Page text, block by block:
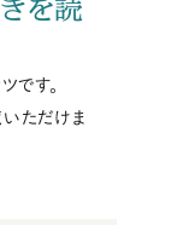
を読
です。
ただけま